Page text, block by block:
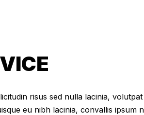
risus sed nulla lacinia,
eu nibh lacinia, convallis